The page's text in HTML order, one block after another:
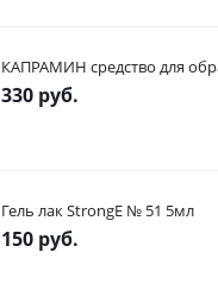
КАПРАМИН средство для
330 руб.
Гель лак StrongE № 51 5мл
150 руб.